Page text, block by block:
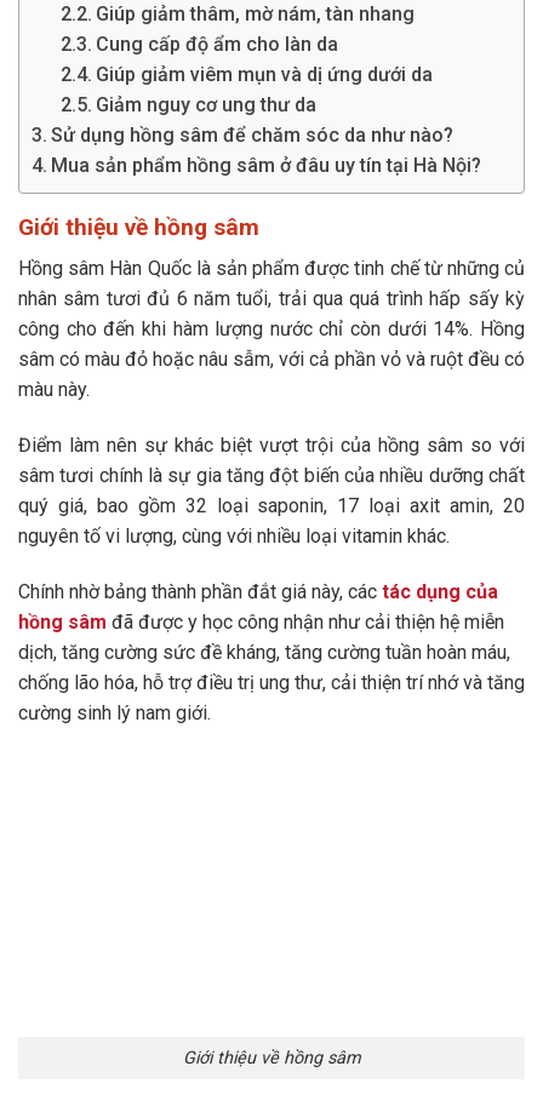
Giúp giảm thâm, mờ nám, tàn nhang
Cung cấp độ ẩm cho làn da
Giúp giảm viêm mụn và dị ứng dưới da
Giảm nguy cơ ung thư da
Sử dụng hồng sâm để chăm sóc da như nào?
Mua sản phẩm hồng sâm ở đâu uy tín tại Hà Nội?
Giới thiệu về hồng sâm
Hồng sâm Hàn Quốc là sản phẩm được tinh chế từ những củ
nhân sâm tươi đủ 6 năm tuổi, trải qua quá trình hấp sấy kỳ
công cho đến khi hàm lượng nước chỉ còn dưới 14%. Hồng
sâm có màu đỏ hoặc nâu sẫm, với cả phần vỏ và ruột đều có
màu này.
Điểm làm nên sự khác biệt vượt trội của hồng sâm so với
sâm tươi chính là sự gia tăng đột biến của nhiều dưỡng chất
quý giá, bao gồm 32 loại saponin, 17 loại axit amin, 20
nguyên tố vi lượng, cùng với nhiều loại vitamin khác.
Chính nhờ bảng thành phần đắt giá này, các tác dụng của
hồng sâm đã được y học công nhận như cải thiện hệ miễn
dịch, tăng cường sức đề kháng, tăng cường tuần hoàn máu,
chống lão hóa, hỗ trợ điều trị ung thư, cải thiện trí nhớ và tăng
cường sinh lý nam giới.
Giới thiệu về hồng sâm